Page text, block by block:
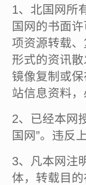
1、北国网所
国网的书面
项资源转载
形式的资讯
镜像复制或
站信息资料
2、已经本网
国网”。违反
3、凡本网注
体，转载目